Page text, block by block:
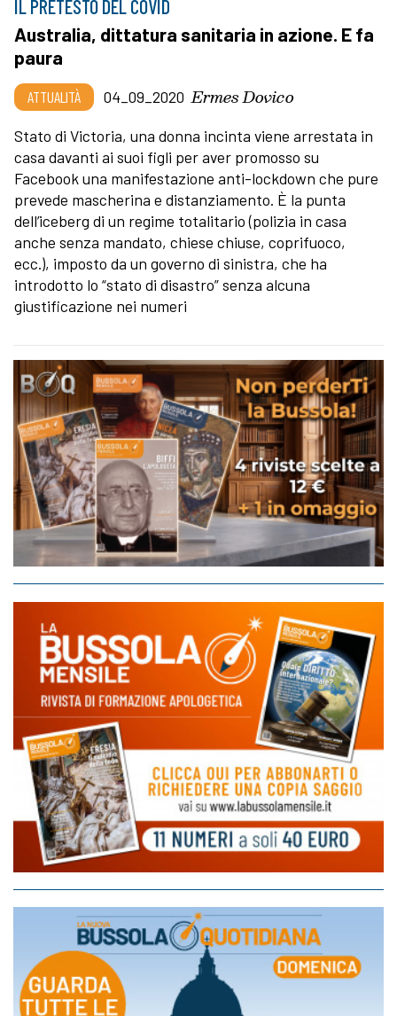
IL PRETESTO DEL COVID
Australia, dittatura sanitaria in azione. E fa
paura
ATTUALITÀ 04_09_2020 Ermes Dovico
Stato di Victoria, una donna incinta viene arrestata in
casa davanti ai suoi figli per aver promosso su
Facebook una manifestazione anti-lockdown che pure
prevede mascherina e distanziamento. È la punta
dell’iceberg di un regime totalitario (polizia in casa
anche senza mandato, chiese chiuse, coprifuoco,
ecc.), imposto da un governo di sinistra, che ha
introdotto lo “stato di disastro” senza alcuna
giustificazione nei numeri